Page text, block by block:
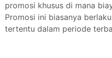
promosi khusus di mana
Promosi ini biasanya
tertentu dalam periode